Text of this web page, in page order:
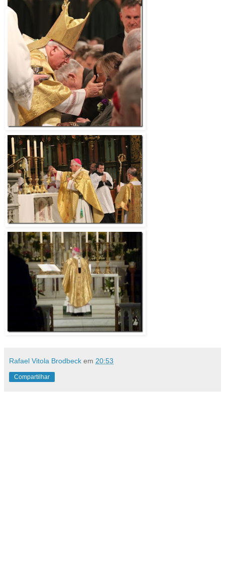
Rafael Vitola Brodbeck em 20:53
Compartilhar